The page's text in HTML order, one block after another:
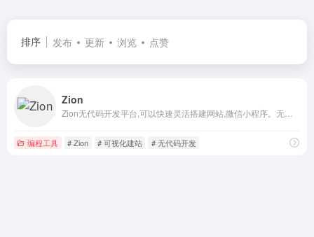
排序 发布 更新 浏览 点赞
Zion
编程工具 # Zion # 可视化建站 # 无代码开发